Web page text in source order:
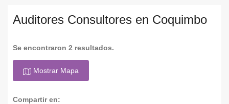
Auditores Consultores en Coquimbo
Se encontraron 2 resultados.
Mostrar Mapa
Compartir en: